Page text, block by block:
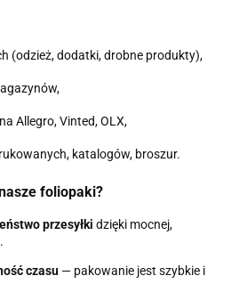
(odzież, dodatki, drobne produkty),
Allegro, Vinted, OLX,
katalogów, broszur.
foliopaki?
przesyłki dzięki mocnej,
czasu — pakowanie jest szybkie i